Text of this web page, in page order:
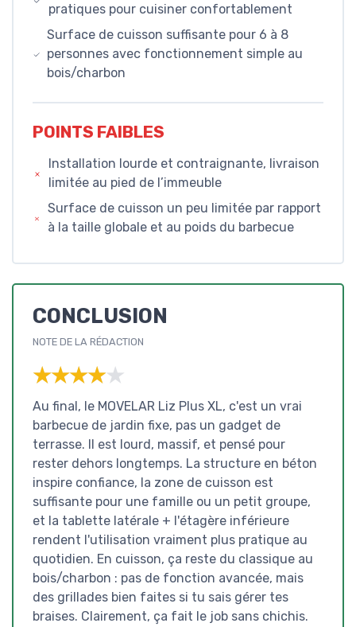
pratiques pour cuisiner confortablement
Surface de cuisson suffisante pour 6 à 8
personnes avec fonctionnement simple au
bois/charbon
POINTS FAIBLES
Installation lourde et contraignante, livraison
limitée au pied de l’immeuble
Surface de cuisson un peu limitée par rapport
à la taille globale et au poids du barbecue
CONCLUSION
NOTE DE LA RÉDACTION
★★★★★
★★★★★
Au final, le MOVELAR Liz Plus XL, c'est un vrai
barbecue de jardin fixe, pas un gadget de
terrasse. Il est lourd, massif, et pensé pour
rester dehors longtemps. La structure en béton
inspire confiance, la zone de cuisson est
suffisante pour une famille ou un petit groupe,
et la tablette latérale + l'étagère inférieure
rendent l'utilisation vraiment plus pratique au
quotidien. En cuisson, ça reste du classique au
bois/charbon : pas de fonction avancée, mais
des grillades bien faites si tu sais gérer tes
braises. Clairement, ça fait le job sans chichis.